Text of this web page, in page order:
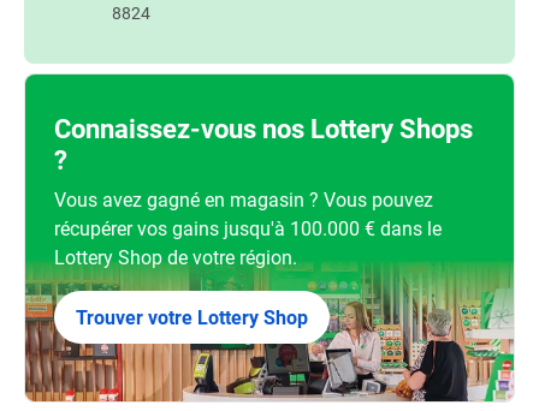
8824
Connaissez-vous nos Lottery Shops
?
Vous avez gagné en magasin ? Vous pouvez
récupérer vos gains jusqu'à 100.000 € dans le
Lottery Shop de votre région.
Trouver votre Lottery Shop